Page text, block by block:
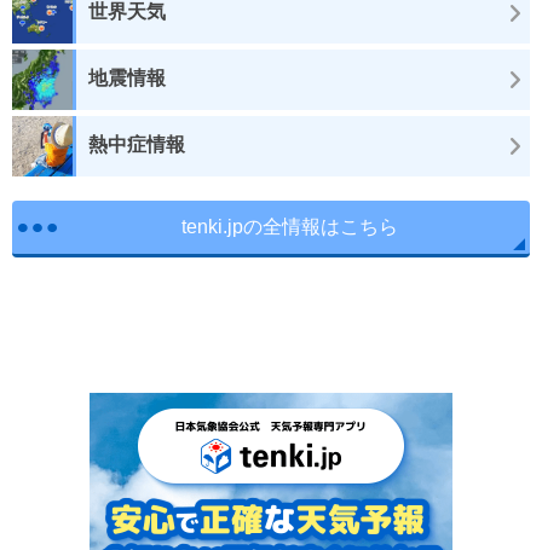
世界天気
地震情報
熱中症情報
tenki.jpの全情報はこちら